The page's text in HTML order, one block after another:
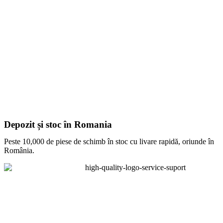
Depozit și stoc în Romania
Peste 10,000 de piese de schimb în stoc cu livare rapidă, oriunde în
România.